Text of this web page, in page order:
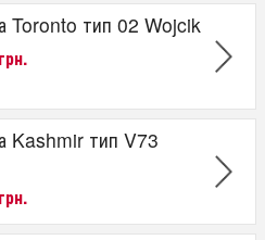
Toronto тип 02 Wojcik
Kashmir тип V73